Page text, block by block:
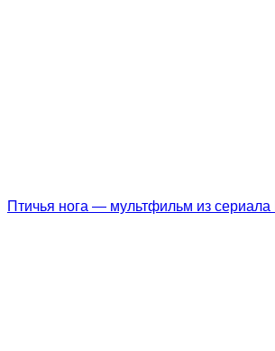
Птичья нога — мультфильм из сериала